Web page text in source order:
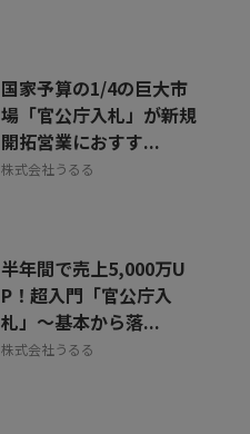
国家予算の1/4の巨大市
場「官公庁入札」が新規
開拓営業におすす...
株式会社うるる
半年間で売上5,000万U
P！超入門「官公庁入
札」～基本から落...
株式会社うるる